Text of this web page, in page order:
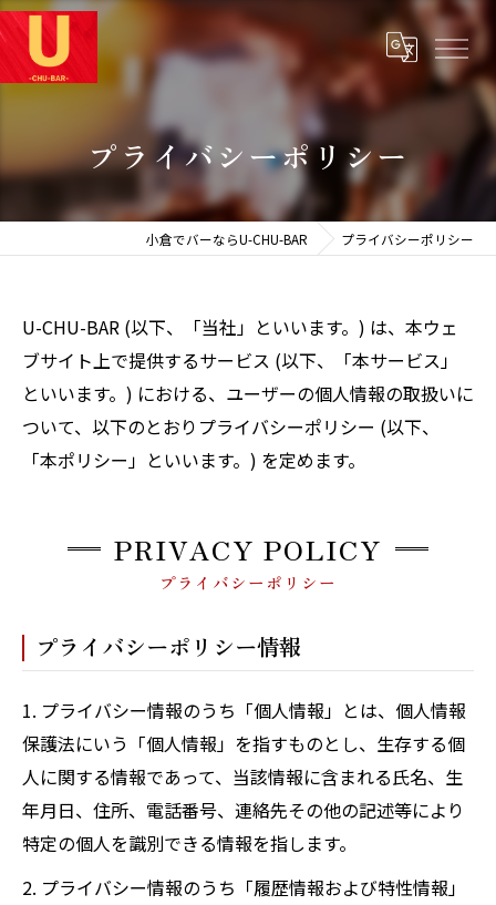
プライバシーポリシー
小倉でバーならU-CHU-BAR プライバシーポリシー
U-CHU-BAR (以下、「当社」といいます。) は、本ウェ
ブサイト上で提供するサービス (以下、「本サービス」
といいます。) における、ユーザーの個人情報の取扱いに
ついて、以下のとおりプライバシーポリシー (以下、
「本ポリシー」といいます。) を定めます。
プライバシーポリシー
PRIVACY POLICY
プライバシーポリシー情報
1. プライバシー情報のうち「個人情報」とは、個人情報
保護法にいう「個人情報」を指すものとし、生存する個
人に関する情報であって、当該情報に含まれる氏名、生
年月日、住所、電話番号、連絡先その他の記述等により
特定の個人を識別できる情報を指します。
2. プライバシー情報のうち「履歴情報および特性情報」